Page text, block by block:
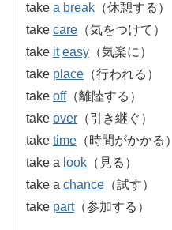
take a break （休憩する）
take care （気をつけて）
take it easy （気楽に）
take place （行われる）
take off（離陸する）
take over （引き継ぐ）
take time （時間がかかる）
take a look （見る）
take a chance （試す）
take part（参加する）